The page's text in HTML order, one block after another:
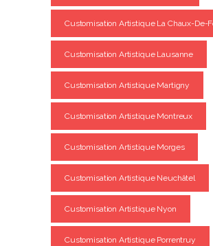
Customisation Artistique La Chaux-De-
Customisation Artistique Lausanne
Customisation Artistique Martigny
Customisation Artistique Montreux
Customisation Artistique Morges
Customisation Artistique Neuchâtel
Customisation Artistique Nyon
Customisation Artistique Porrentruy